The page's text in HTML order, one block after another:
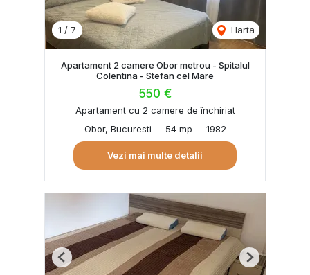
1 / 7 Harta
Apartament 2 camere Obor metrou - Spitalul
Colentina - Stefan cel Mare
550 €
Apartament cu 2 camere de închiriat
Obor, Bucuresti
54 mp 1982
Vezi mai multe detalii
Previous Next